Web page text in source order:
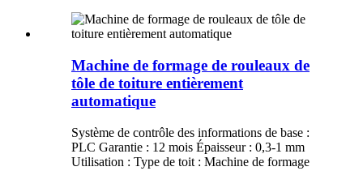
Machine de formage de rouleaux de
tôle de toiture entièrement
automatique
Système de contrôle des informations de base :
PLC Garantie : 12 mois Épaisseur : 0,3-1 mm
Utilisation : Type de toit : Machine de formage